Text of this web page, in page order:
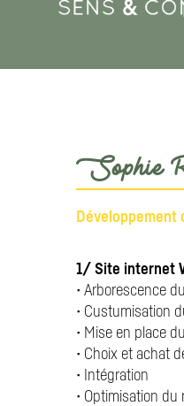
Sophie
1/ Site internet
• Arborescence
• Custumisation
• Mise en place
• Choix et achat
• Intégration
• Optimisation